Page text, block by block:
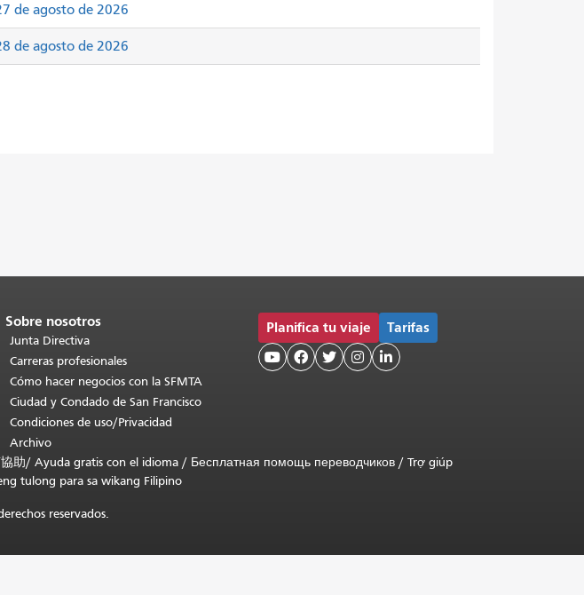
de agosto de 2026
de agosto de 2026
Sobre nosotros
Junta Directiva
Carreras profesionales
Cómo hacer negocios con la SFMTA
Ciudad y Condado de San Francisco
Condiciones de uso/Privacidad
Archivo
Planifica tu viaje Tarifas
    
助/ Ayuda gratis con el idioma / Бесплатная помощь переводчиков / Trợ giúp
tulong para sa wikang Filipino
reservados.